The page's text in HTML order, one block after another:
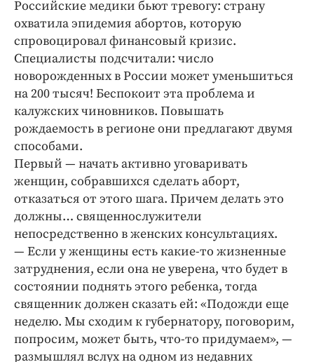
Погода
Праздники
Происшествия
Спорт
Экономика и бизнес
ПРОЕКТЫ
Блоги
Издания
Медиаперсона
Интересное чтиво
Клиника года
Бренд года
Работодатель года
Российские медики бьют тревогу: страну
охватила эпидемия абортов, которую
спровоцировал финансовый кризис.
Специалисты подсчитали: число
новорожденных в России может уменьшиться
на 200 тысяч! Беспокоит эта проблема и
калужских чиновников. Повышать
рождаемость в регионе они предлагают двумя
способами.
Первый — начать активно уговаривать
женщин, собравшихся сделать аборт,
отказаться от этого шага. Причем делать это
должны… священнослужители
непосредственно в женских консультациях.
— Если у женщины есть какие-то жизненные
затруднения, если она не уверена, что будет в
состоянии поднять этого ребенка, тогда
священник должен сказать ей: «Подожди еще
неделю. Мы сходим к губернатору, поговорим,
попросим, может быть, что-то придумаем», —
размышлял вслух на одном из недавних